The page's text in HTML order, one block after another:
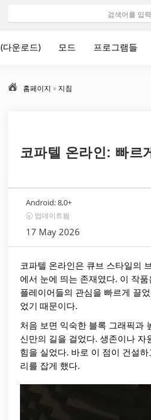
운로드) 모드 프로그램들
홈페이지 » 지침
코파텔 온라인: 빠르
Android:8,0+
🕣 업데이트됨
17 May 2026
코파텔 온라인은 큐브 스타일의
에서 눈에 띄는 존재였다. 이 작
플레이어들의 관심을 빠르게 끌
었기 때문이다.
처음 보면 익숙한 블록 그래픽과
신만의 길을 걸었다. 생존이나
힘을 실었다. 바로 이 점이 건설
리를 잡게 했다.